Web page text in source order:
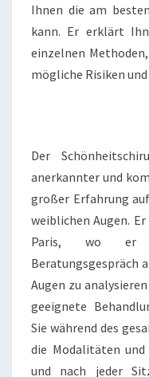
Ihnen die am
kann. Er erklärt
einzelnen
mögliche Risiken
Der
anerkannter und
großer Erfahrung
weiblichen Augen.
Paris, wo er
Beratungsgespräch
Augen zu
geeignete
Sie während des
die Modalitäten
und nach jeder